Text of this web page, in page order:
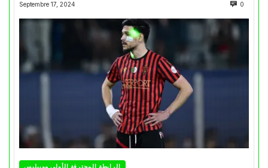
Septembre 17, 2024 0
الرابطة المحترفة الأولى موبيليس